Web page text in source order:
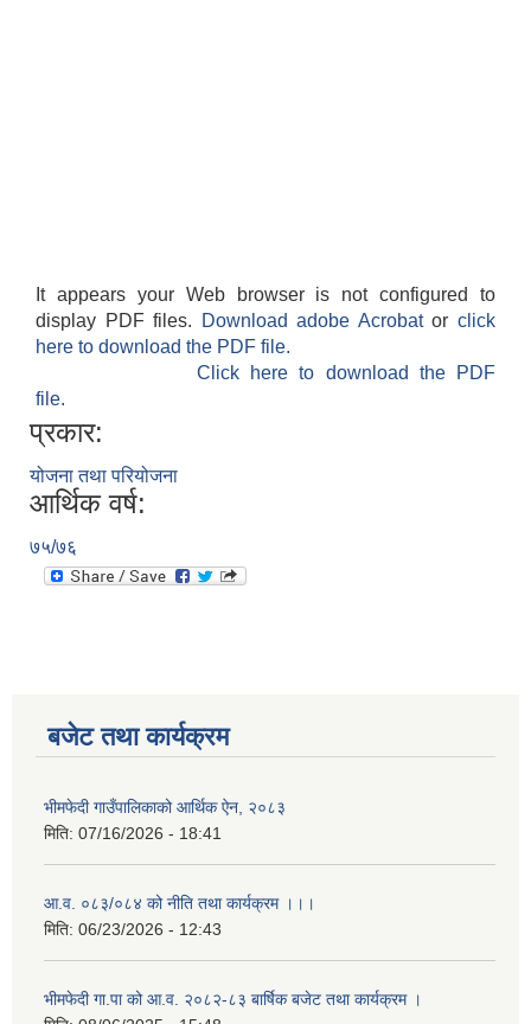
It appears your Web browser is not configured to
display PDF files.
Download adobe Acrobatorclick
here to download the PDF file.
Click here to download the PDF
file.
प्रकार:
योजना तथा परियोजना
आर्थिक वर्ष:
७५/७६
बजेट तथा कार्यक्रम
भीमफेदी गाउँपालिकाको आर्थिक ऐन, २०८३
मिति: 07/16/2026 - 18:41
आ.व. ०८३/०८४ को नीति तथा कार्यक्रम ।।।
मिति: 06/23/2026 - 12:43
भीमफेदी गा.पा को आ.व. २०८२-८३ बार्षिक बजेट तथा कार्यक्रम ।